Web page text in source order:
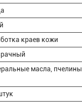
краев кожи
масла,